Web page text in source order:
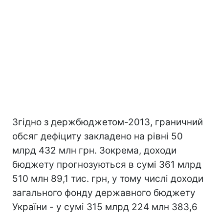
Згідно з держбюджетом-2013, граничний
обсяг дефіциту закладено на рівні 50
млрд 432 млн грн. Зокрема, доходи
бюджету прогнозуються в сумі 361 млрд
510 млн 89,1 тис. грн, у тому числі доходи
загального фонду державного бюджету
України - у сумі 315 млрд 224 млн 383,6